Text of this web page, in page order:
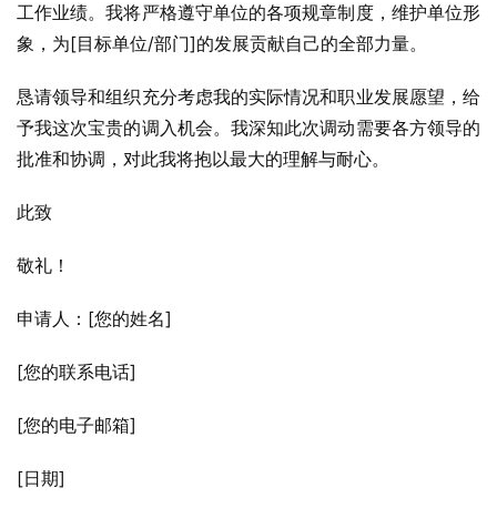
工作业绩。我将严格遵守单位的各项规章制度，维护单位形
象，为[目标单位/部门]的发展贡献自己的全部力量。
恳请领导和组织充分考虑我的实际情况和职业发展愿望，给
予我这次宝贵的调入机会。我深知此次调动需要各方领导的
批准和协调，对此我将抱以最大的理解与耐心。
此致
敬礼！
申请人：[您的姓名]
[您的联系电话]
[您的电子邮箱]
[日期]